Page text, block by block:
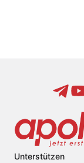
Unterstützen